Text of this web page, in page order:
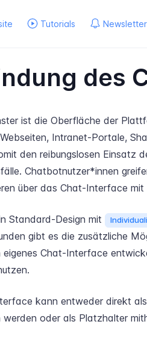
Tutorials Newsletter
des
ist die Oberfläche der
Intranet-Portale,
den reibungslosen Einsatz
Chatbotnutzer*innen
über das Chat-Interface
Standard-Design mit
gibt es die zusätzliche
eigenes Chat-Interface
kann entweder direkt
werden oder als Platzhalter